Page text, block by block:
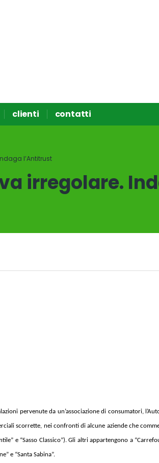
clienti contatti
l’Antitrust
irregolare.
pervenute da un’associazione di consumatori,
scorrette, nei confronti di alcune aziende che
e “Sasso Classico”). Gli altri appartengono a
e “Santa Sabina”.